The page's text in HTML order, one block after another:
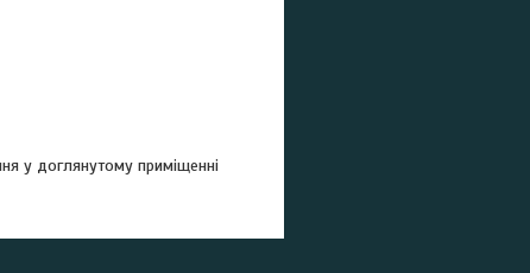
у доглянутому приміщенні